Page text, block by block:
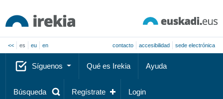
<< es eu en contacto accesibilidad sede electrónica
Síguenos Qué es Irekia Ayuda
Búsqueda Regístrate Login